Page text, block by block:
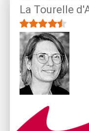
La Tourelle